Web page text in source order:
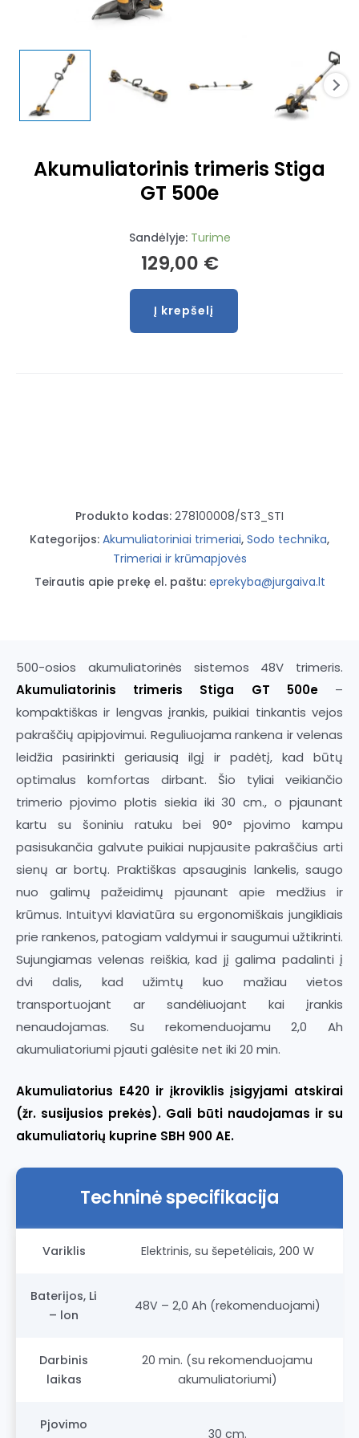
Akumuliatorinis trimeris Stiga
GT 500e
Sandėlyje: Turime
129,00 €
produkto
kiekis:
Į krepšelį
Produkto kodas: 278100008/ST3_STI
Kategorijos: Akumuliatoriniai trimeriai, Sodo technika,
Trimeriai ir krūmapjovės
Teirautis apie prekę el. paštu: eprekyba@jurgaiva.lt
500-osios akumuliatorinės sistemos 48V trimeris.
Akumuliatorinis trimeris Stiga GT 500e–
kompaktiškas ir lengvas įrankis, puikiai tinkantis vejos
pakraščių apipjovimui. Reguliuojama rankena ir velenas
leidžia pasirinkti geriausią ilgį ir padėtį, kad būtų
optimalus komfortas dirbant. Šio tyliai veikiančio
trimerio pjovimo plotis siekia iki 30 cm., o pjaunant
kartu su šoniniu ratuku bei 90° pjovimo kampu
pasisukančia galvute puikiai nupjausite pakraščius arti
sienų ar bortų. Praktiškas apsauginis lankelis, saugo
nuo galimų pažeidimų pjaunant apie medžius ir
krūmus. Intuityvi klaviatūra su ergonomiškais jungikliais
prie rankenos, patogiam valdymui ir saugumui užtikrinti.
Sujungiamas velenas reiškia, kad jį galima padalinti į
dvi dalis, kad užimtų kuo mažiau vietos
transportuojant ar sandėliuojant kai įrankis
nenaudojamas. Su rekomenduojamu 2,0 Ah
akumuliatoriumi pjauti galėsite net iki 20 min.
Akumuliatorius E420 ir įkroviklis įsigyjami atskirai
(žr. susijusios prekės). Gali būti naudojamas ir su
akumuliatorių kuprine SBH 900 AE.
Techninė specifikacija
Variklis Elektrinis, su šepetėliais, 200 W
Baterijos, Li
– lon
48V – 2,0 Ah (rekomenduojami)
Darbinis
laikas
20 min. (su rekomenduojamu
akumuliatoriumi)
Pjovimo
30 cm.